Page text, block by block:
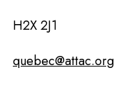
H2X 2J1
quebec@attac.org